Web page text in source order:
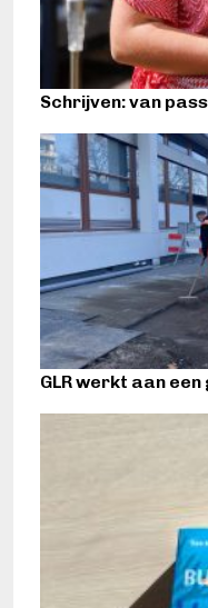
Schrijven: van
GLR werkt aan